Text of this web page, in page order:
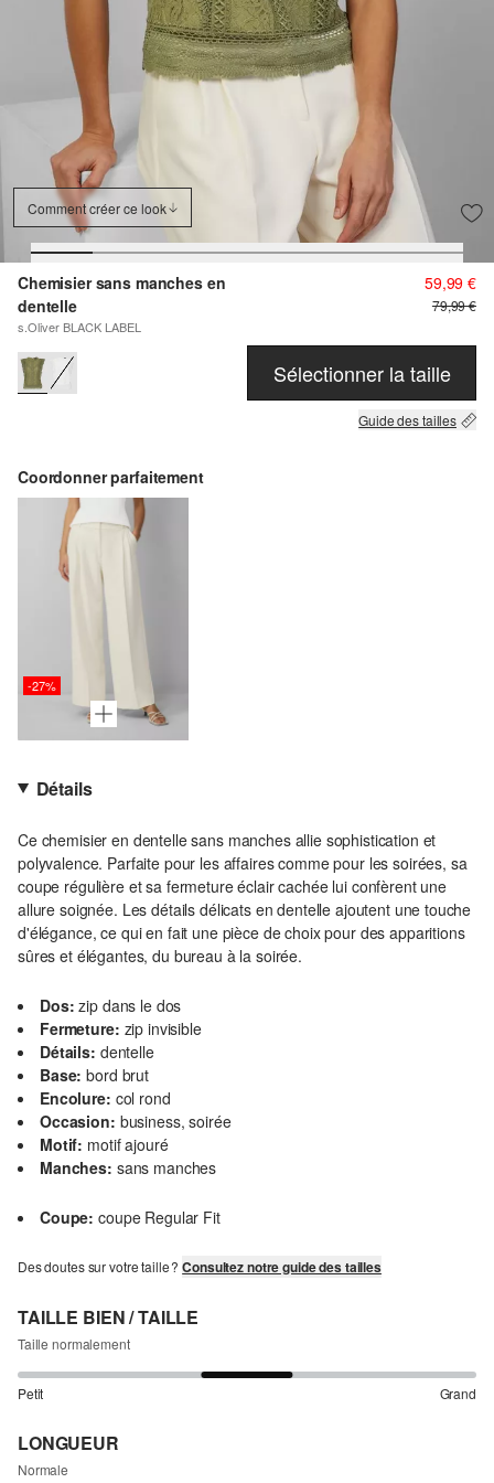
Comment créer ce look
Chemisier sans manches en
dentelle
s.Oliver BLACK LABEL
59,99 €
79,99 €
Sélectionner la taille
Guide des tailles
Coordonner parfaitement
-27%
Détails
Ce chemisier en dentelle sans manches allie sophistication et
polyvalence. Parfaite pour les affaires comme pour les soirées, sa
coupe régulière et sa fermeture éclair cachée lui confèrent une
allure soignée. Les détails délicats en dentelle ajoutent une touche
d'élégance, ce qui en fait une pièce de choix pour des apparitions
sûres et élégantes, du bureau à la soirée.
Dos: zip dans le dos
Fermeture: zip invisible
Détails: dentelle
Base: bord brut
Encolure: col rond
Occasion: business, soirée
Motif: motif ajouré
Manches: sans manches
Coupe: coupe Regular Fit
Des doutes sur votre taille ?Consultez notre guide des tailles
TAILLE BIEN / TAILLE
Taille normalement
Petit Grand
LONGUEUR
Normale